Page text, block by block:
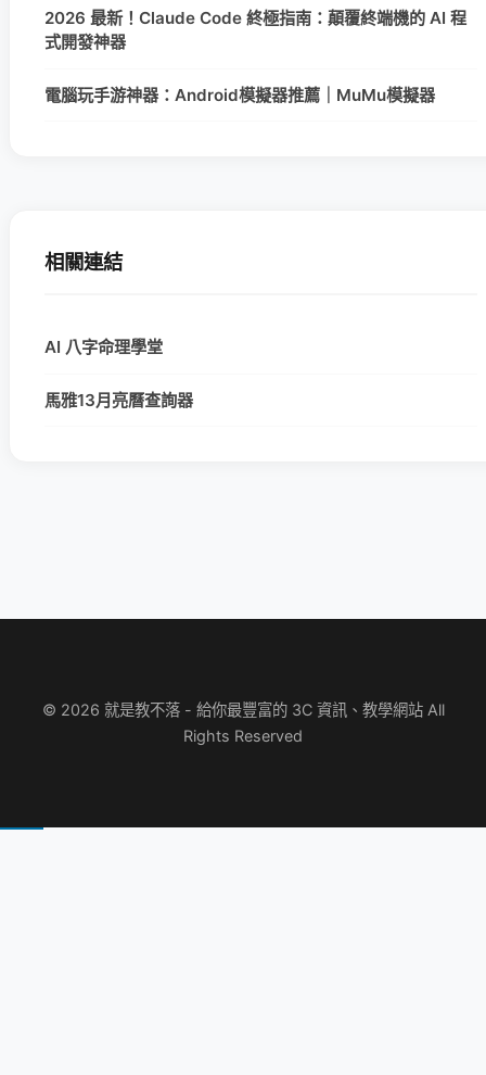
2026 最新！Claude Code 終極指南：顛覆終端機的 AI 程
式開發神器
電腦玩手游神器：Android模擬器推薦｜MuMu模擬器
相關連結
AI 八字命理學堂
馬雅13月亮曆查詢器
© 2026 就是教不落 - 給你最豐富的 3C 資訊、教學網站 All
Rights Reserved